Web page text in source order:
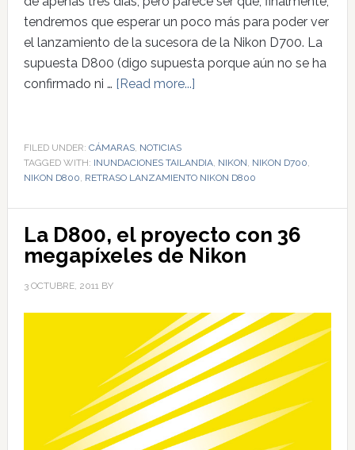
tendremos que esperar un poco más para poder ver
el lanzamiento de la sucesora de la Nikon D700. La
supuesta D800 (digo supuesta porque aún no se ha
confirmado ni … [Read more...]
FILED UNDER: CÁMARAS, NOTICIAS
TAGGED WITH: INUNDACIONES TAILANDIA, NIKON NIKON D700
NIKON D800 RETRASO LANZAMIENTO NIKON D800
La D800, el proyecto con 36
megapíxeles de Nikon
3 OCTUBRE, 2011 BY